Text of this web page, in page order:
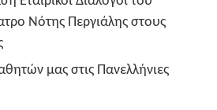
Νότης Περγιάλης στους
μας στις Πανελλήνιες